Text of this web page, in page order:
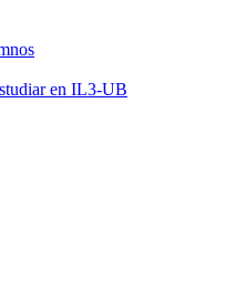
en IL3-UB